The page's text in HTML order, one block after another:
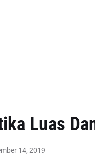
Luas
14, 2019